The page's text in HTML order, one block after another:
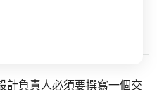
計負責人必須要撰寫一個交